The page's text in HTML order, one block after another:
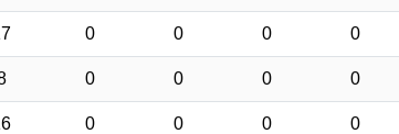
0 0 0 0
0 0 0 0
0 0 0 0